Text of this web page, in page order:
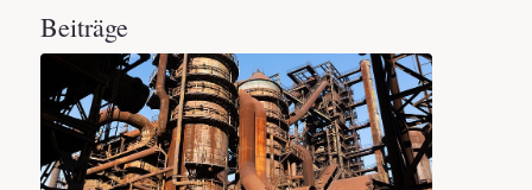
Beiträge